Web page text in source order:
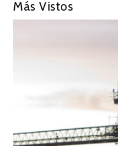
Más Vistos